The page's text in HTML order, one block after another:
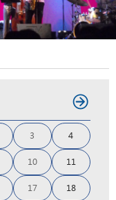
3 4
10 11
17 18